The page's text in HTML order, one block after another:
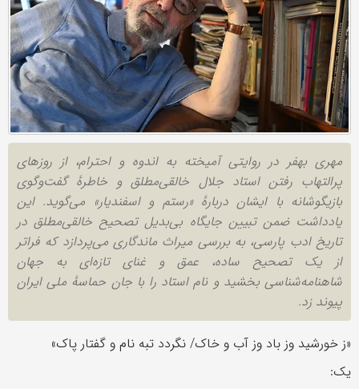
مهری بهفر در روایتی آمیخته به اندوه و احترام، از روزهای
پرالتهاب رفتن استاد جلال خالقی‌مطلق و خاطرهٔ گفت‌وگوی
بازیگوشانه با ایشان دربارهٔ «رستم و اسفندیار» می‌گوید. این
یادداشت ضمن تبیین جایگاه بی‌بدیل تصحیح خالقی‌مطلق در
تاریخ ادب پارسی، به بررسی میراث ماندگاری می‌پردازد که فراتر
از یک تصحیح ساده، عمق و غنای تازه‌ای به جهان
شاهنامه‌شناسی بخشید و نام استاد را با جان حماسهٔ ملی ایران
پیوند زد.
«ز خورشید وز باد وز آب و خاک/ نگردد تبه نام و گفتار پاک»
یک: